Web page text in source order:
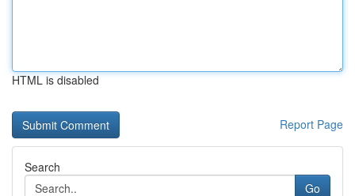
HTML is disabled
Report Page
Search
Go